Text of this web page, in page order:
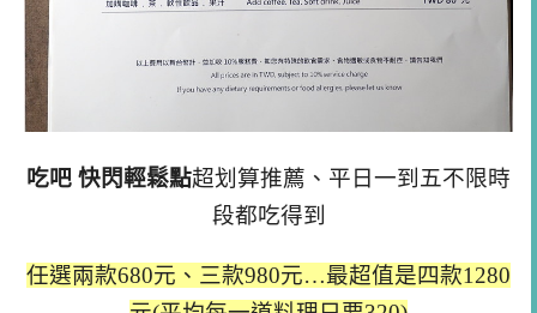
吃吧 快閃輕鬆點超划算推薦、平日一到五不限時
段都吃得到
任選兩款680元、三款980元…最超值是四款1280